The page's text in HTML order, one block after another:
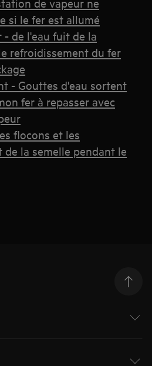
si le fer est allumé
de l'eau fuit de la
refroidissement du fer
- Gouttes d'eau sortent
fer à repasser avec
flocons et les
la semelle pendant le